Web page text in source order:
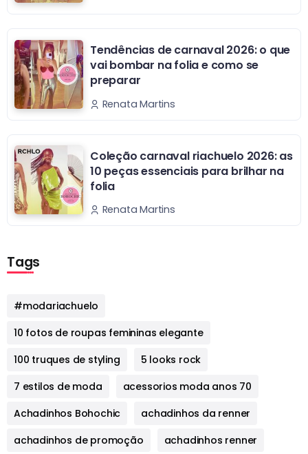
Tendências de carnaval 2026: o que
vai bombar na folia e como se
preparar
Renata Martins
Coleção carnaval riachuelo 2026: as
10 peças essenciais para brilhar na
folia
Renata Martins
Tags
#modariachuelo
10 fotos de roupas femininas elegante
100 truques de styling
5 looks rock
7 estilos de moda
acessorios moda anos 70
Achadinhos Bohochic
achadinhos da renner
achadinhos de promoção
achadinhos renner